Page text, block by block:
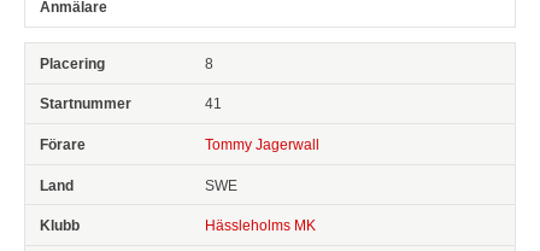
8
41
Tommy Jagerwall
SWE
Hässleholms MK